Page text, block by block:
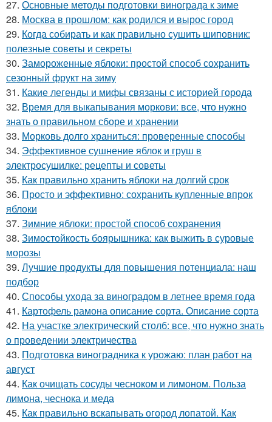
27. Основные методы подготовки винограда к зиме
28. Москва в прошлом: как родился и вырос город
29. Когда собирать и как правильно сушить шиповник:
полезные советы и секреты
30. Замороженные яблоки: простой способ сохранить
сезонный фрукт на зиму
31. Какие легенды и мифы связаны с историей города
32. Время для выкапывания моркови: все, что нужно
знать о правильном сборе и хранении
33. Морковь долго храниться: проверенные способы
34. Эффективное сушнение яблок и груш в
электросушилке: рецепты и советы
35. Как правильно хранить яблоки на долгий срок
36. Просто и эффективно: сохранить купленные впрок
яблоки
37. Зимние яблоки: простой способ сохранения
38. Зимостойкость боярышника: как выжить в суровые
морозы
39. Лучшие продукты для повышения потенциала: наш
подбор
40. Способы ухода за виноградом в летнее время года
41. Картофель рамона описание сорта. Описание сорта
42. На участке электрический столб: все, что нужно знать
о проведении электричества
43. Подготовка виноградника к урожаю: план работ на
август
44. Как очищать сосуды чесноком и лимоном. Польза
лимона, чеснока и меда
45. Как правильно вскапывать огород лопатой. Как